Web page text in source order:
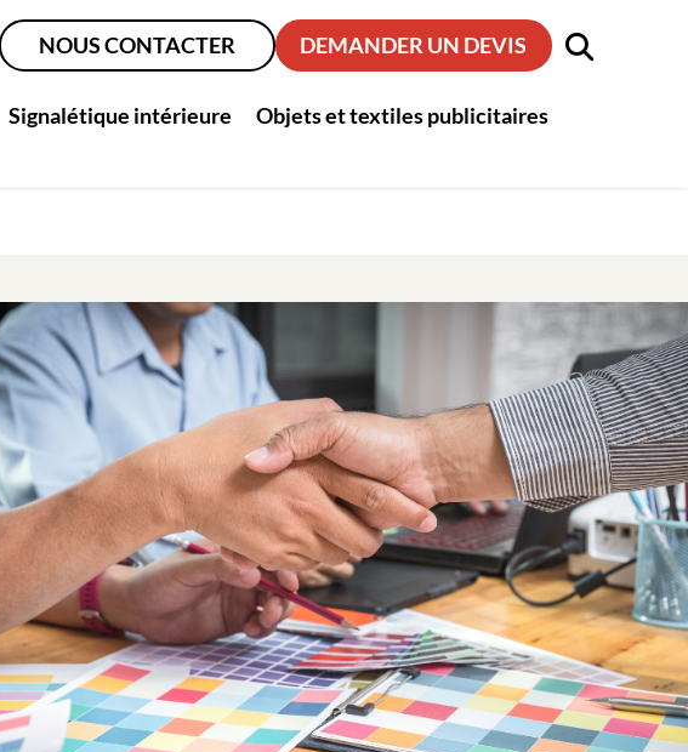
Signalétique intérieure
Objets et textiles publicitaires
NOUS CONTACTER DEMANDER UN DEVIS